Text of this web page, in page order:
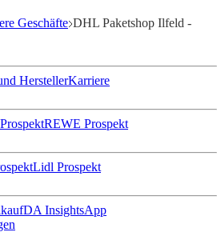
Geschäfte DHL Paketshop Ilfeld -
HerstellerKarriere
REWE Prospekt
Lidl Prospekt
kaufDA InsightsApp